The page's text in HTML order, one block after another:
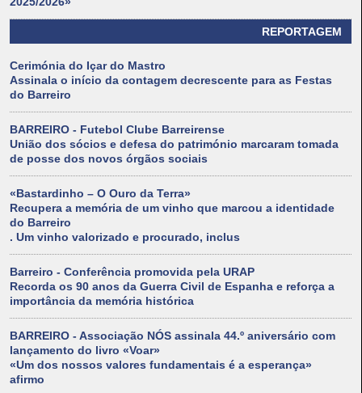
REPORTAGEM
Cerimónia do Içar do Mastro
Assinala o início da contagem decrescente para as Festas
do Barreiro
BARREIRO - Futebol Clube Barreirense
União dos sócios e defesa do património marcaram tomada
de posse dos novos órgãos sociais
«Bastardinho – O Ouro da Terra»
Recupera a memória de um vinho que marcou a identidade
do Barreiro
. Um vinho valorizado e procurado, inclus
Barreiro - Conferência promovida pela URAP
Recorda os 90 anos da Guerra Civil de Espanha e reforça a
importância da memória histórica
BARREIRO - Associação NÓS assinala 44.º aniversário com
lançamento do livro «Voar»
«Um dos nossos valores fundamentais é a esperança»
afirmo